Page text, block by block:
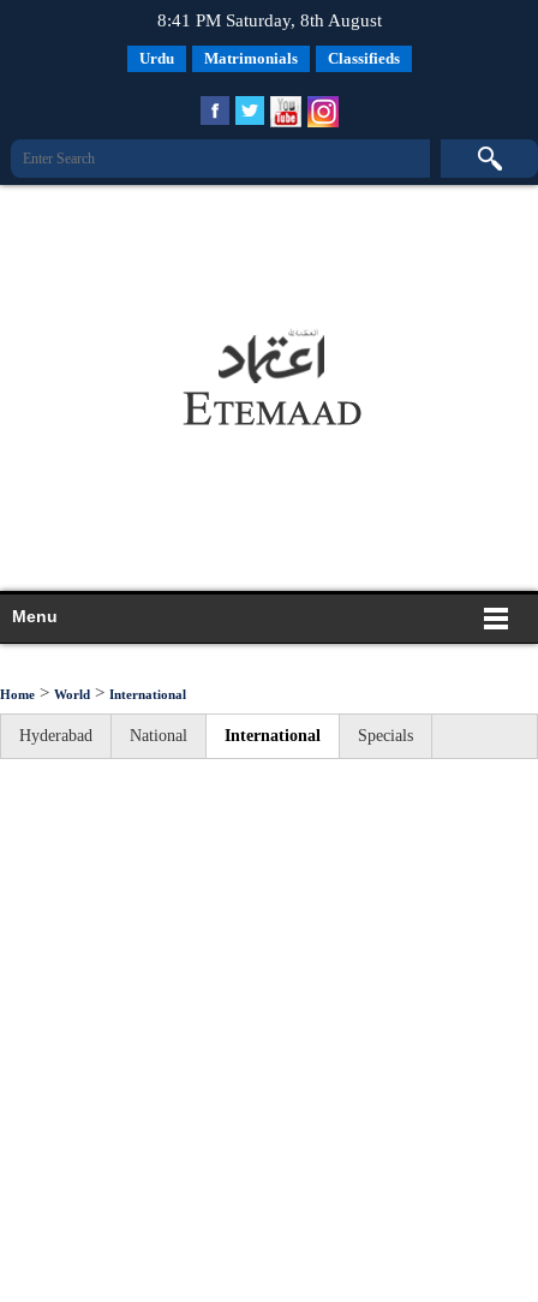
8:41 PM Saturday, 8th August
Urdu Matrimonials Classifieds
Menu
Home > World > International
Hyderabad National International Specials